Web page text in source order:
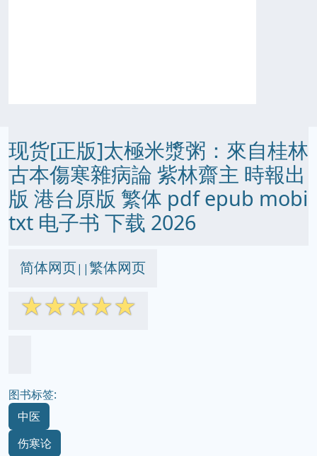
现货[正版]太極米漿粥：來自桂林
古本傷寒雜病論 紫林齋主 時報出
版 港台原版 繁体 pdf epub mobi
txt 电子书 下载 2026
简体网页||繁体网页
☆☆☆☆☆
图书标签:
中医
伤寒论